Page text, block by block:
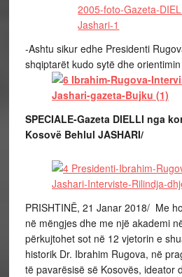
-Ashtu sikur edhe Presidenti
shqiptarët kudo sytë dhe
SPECIALE-Gazeta DIELLI nga
Kosovë Behlul JASHARI/
PRISHTINË, 21 Janar 2018/ Me
në mëngjes dhe me një akademi
përkujtohet sot në 12 vjetorin e
historik Dr. Ibrahim Rugova, në
të pavarësisë së Kosovës, ideator